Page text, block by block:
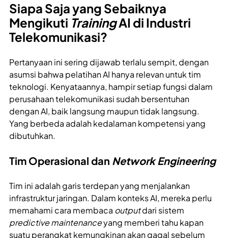
Siapa Saja yang Sebaiknya
Mengikuti TrainingAI di Industri
Telekomunikasi?
Pertanyaan ini sering dijawab terlalu sempit, dengan
asumsi bahwa pelatihan AI hanya relevan untuk tim
teknologi. Kenyataannya, hampir setiap fungsi dalam
perusahaan telekomunikasi sudah bersentuhan
dengan AI, baik langsung maupun tidak langsung.
Yang berbeda adalah kedalaman kompetensi yang
dibutuhkan.
Tim Operasional dan Network Engineering
Tim ini adalah garis terdepan yang menjalankan
infrastruktur jaringan. Dalam konteks AI, mereka perlu
memahami cara membaca outputdari sistem
predictive maintenanceyang memberi tahu kapan
suatu perangkat kemungkinan akan gagal sebelum